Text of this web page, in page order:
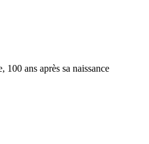
ans après sa naissance